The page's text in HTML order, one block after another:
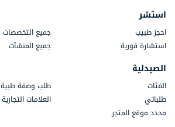
استشر
احجز طبيب
جميع التخصصات
استشارة فورية
جميع المنشآت
الصيدلية
الفئات
طلب وصفة طبية
طلباتي
العلامات التجارية
محدد موقع المتجر